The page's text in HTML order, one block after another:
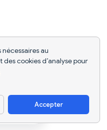
nécessaires au
cookies d’analyse pour
Accepter
l'appli